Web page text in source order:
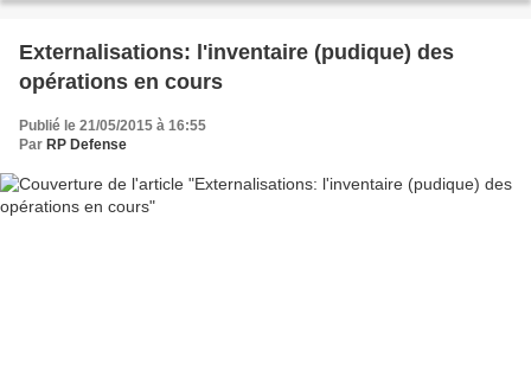
Externalisations: l'inventaire (pudique) des
opérations en cours
Publié le 21/05/2015 à 16:55
Par RP Defense